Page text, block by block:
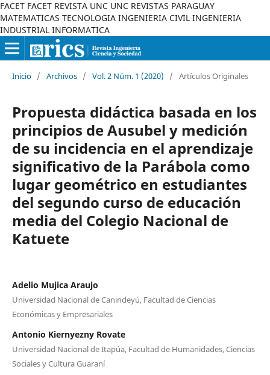
FACET FACET REVISTA UNC UNC REVISTAS PARAGUAY
MATEMATICAS TECNOLOGIA INGENIERIA CIVIL INGENIERIA
INDUSTRIAL INFORMATICA
Inicio / Archivos / Vol. 2 Núm. 1 (2020) / Artículos Originales
Propuesta didáctica basada en los
principios de Ausubel y medición
de su incidencia en el aprendizaje
significativo de la Parábola como
lugar geométrico en estudiantes
del segundo curso de educación
media del Colegio Nacional de
Katuete
Adelio Mujica Araujo
Universidad Nacional de Canindeyú, Facultad de Ciencias
Económicas y Empresariales
Antonio Kiernyezny Rovate
Universidad Nacional de Itapúa, Facultad de Humanidades, Ciencias
Sociales y Cultura Guaraní